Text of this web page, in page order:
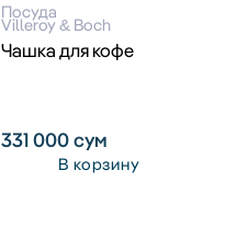
Посуда
Villeroy & Boch
Чашка для кофе
331 000сум
В корзину